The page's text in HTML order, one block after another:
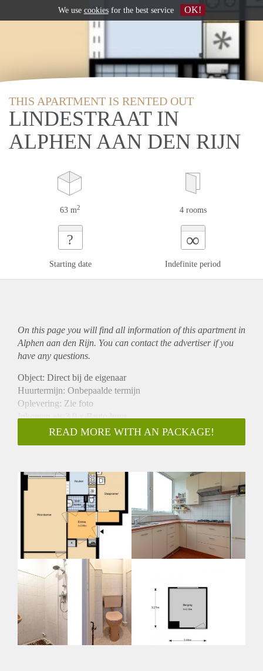
THIS APARTMENT IS RENTED OUT
LINDESTRAAT IN
ALPHEN AAN DEN RIJN
63 m2 4 rooms
?
Starting date
∞
Indefinite period
On this page you will find all information of this apartmentin
Alphen aan den Rijn. You can contact the advertiser if you
have any questions.
Object: Direct bij de eigenaar
Huurtermijn: Onbepaalde termijn
Oplevering: Zie foto
Inkomen eis:3,0 x Bruto huur
Garantiestelling mogelijk: Ja
Borg: 1 Maand
Huisdieren toegestaan: Afhankelijk van de Eigenaar
Huurtoeslag grens: Nee
Geschikt voor studenten: Afhankelijk van de Eigenaar
READ MORE WITH AN PACKAGE!
We use cookiesfor the best service OK!